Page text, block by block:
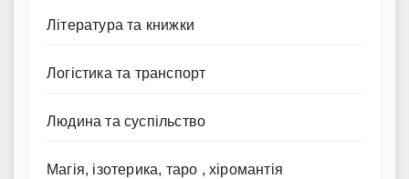
Література та книжки
Логістика та транспорт
Людина та суспільство
Магія, ізотерика, таро , хіромантія